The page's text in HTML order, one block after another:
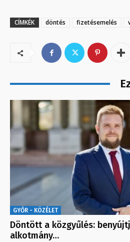
CÍMKÉK döntés fizetésemelés
GYŐR - KÖZÉLET
Döntött a közgyűlés:
alkotmány…